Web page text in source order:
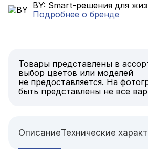
BY: Smart-решения для
Подробнее о бренде
Товары представлены в
выбор цветов или моделей
не предоставляется. На
быть представлены не все
ОписаниеТехнические